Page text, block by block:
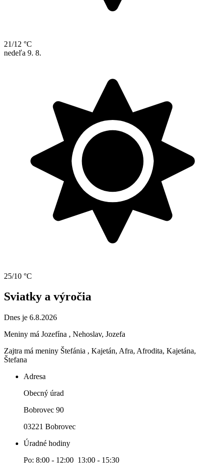
21/12 °C
nedeľa 9. 8.
25/10 °C
Sviatky a výročia
Dnes je 6.8.2026
Meniny má Jozefína , Nehoslav, Jozefa
Zajtra má meniny Štefánia , Kajetán, Afra, Afrodita, Kajetána,
Štefana
Adresa
Obecný úrad
Bobrovec 90
03221 Bobrovec
Úradné hodiny
Po: 8:00 - 12:00 13:00 - 15:30